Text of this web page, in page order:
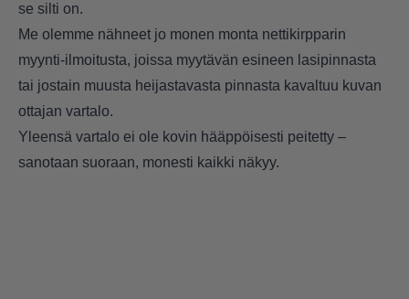
se silti on.
Me olemme nähneet jo monen monta nettikirpparin
myynti-ilmoitusta, joissa myytävän esineen lasipinnasta
tai jostain muusta heijastavasta pinnasta kavaltuu kuvan
ottajan vartalo.
Yleensä vartalo ei ole kovin hääppöisesti peitetty –
sanotaan suoraan, monesti kaikki näkyy.